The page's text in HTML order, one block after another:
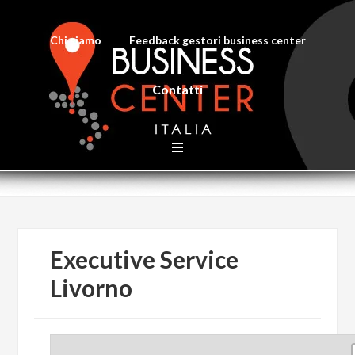
Chi siamo Feedback gestori business center
Contatti
Executive Service
Livorno